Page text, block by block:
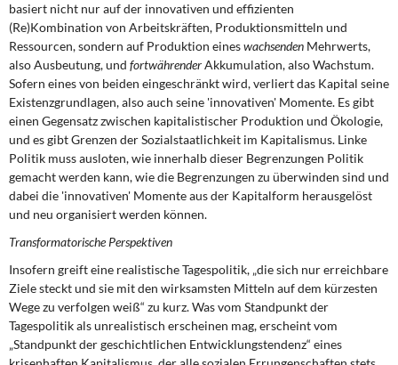
basiert nicht nur auf der innovativen und effizienten
(Re)Kombination von Arbeitskräften, Produktionsmitteln und
Ressourcen, sondern auf Produktion eineswachsenden Mehrwerts,
also Ausbeutung, und fortwährenderAkkumulation, also Wachstum.
Sofern eines von beiden eingeschränkt wird, verliert das Kapital seine
Existenzgrundlagen, also auch seine 'innovativen' Momente. Es gibt
einen Gegensatz zwischen kapitalistischer Produktion und Ökologie,
und es gibt Grenzen der Sozialstaatlichkeit im Kapitalismus. Linke
Politik muss ausloten, wie innerhalb dieser Begrenzungen Politik
gemacht werden kann, wie die Begrenzungen zu überwinden sind und
dabei die 'innovativen' Momente aus der Kapitalform herausgelöst
und neu organisiert werden können.
Transformatorische Perspektiven
Insofern greift eine realistische Tagespolitik, „die sich nur erreichbare
Ziele steckt und sie mit den wirksamsten Mitteln auf dem kürzesten
Wege zu verfolgen weiß“ zu kurz. Was vom Standpunkt der
Tagespolitik als unrealistisch erscheinen mag, erscheint vom
„Standpunkt der geschichtlichen Entwicklungstendenz“ eines